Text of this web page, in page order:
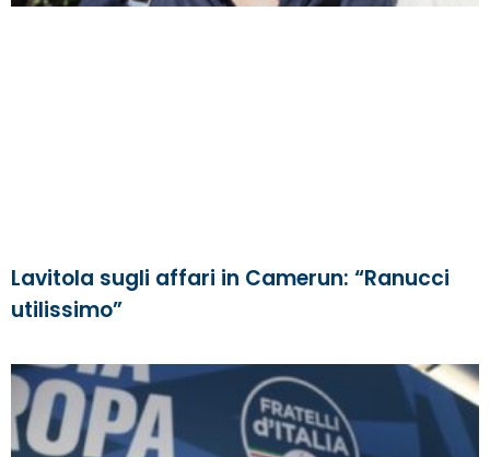
Lavitola sugli affari in Camerun: “Ranucci
utilissimo”